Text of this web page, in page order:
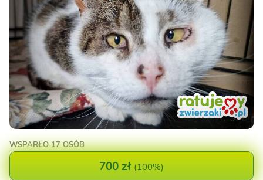
WSPARŁO17 OSÓB
700 zł (100%)